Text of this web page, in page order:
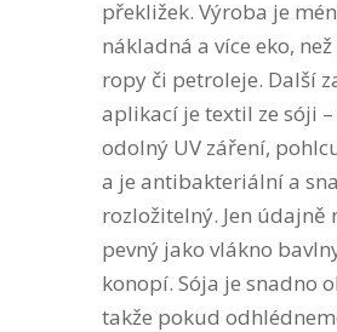
překližek. Výroba je
nákladná a více eko,
ropy či petroleje. Další
aplikací je textil ze sóji –
odolný UV záření,
a je antibakteriální a
rozložitelný. Jen údajně
pevný jako vlákno
konopí. Sója je snadno
takže pokud